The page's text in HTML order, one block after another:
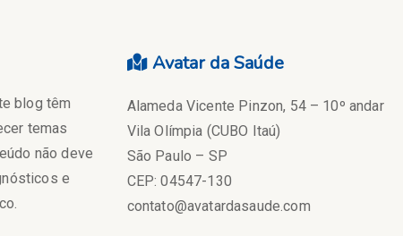
blog têm
temas
não deve
e
Avatar da Saúde
Alameda Vicente Pinzon, 54 – 10º andar
Vila Olímpia (CUBO Itaú)
São Paulo – SP
CEP: 04547-130
contato@avatardasaude.com